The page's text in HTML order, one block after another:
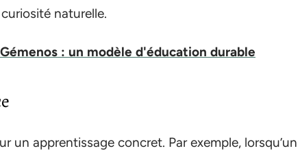
naturelle.
: un modèle d'éducation durable
un apprentissage concret. Par exemple, lorsqu’un